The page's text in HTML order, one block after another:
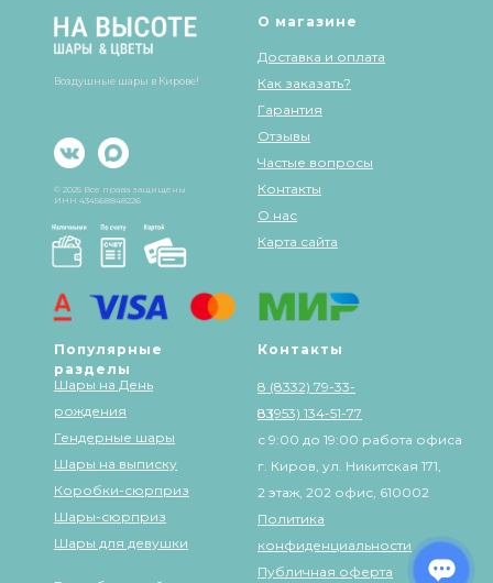
О магазине
Доставка и оплата
Популярные
разделы
Шары на День
рождения
Контакты
© 2025 Все права защищены
Как заказать?
Гарантия
Отзывы
Частые вопросы
Контакты
О нас
Гендерные шары
Шары на выписку
Коробки-сюрприз
Шары-сюрприз
Шары для девушки
8 (8332) 79-33-
83
8 (953) 134-51-77
с 9:00 до 19:00 работа офиса
г. Киров, ул. Никитская 171,
2 этаж, 202 офис, 610002
ИНН 434568848226
Политика
конфиденциальности
Публичная оферта
Карта сайта
Воздушные шары в Кирове!